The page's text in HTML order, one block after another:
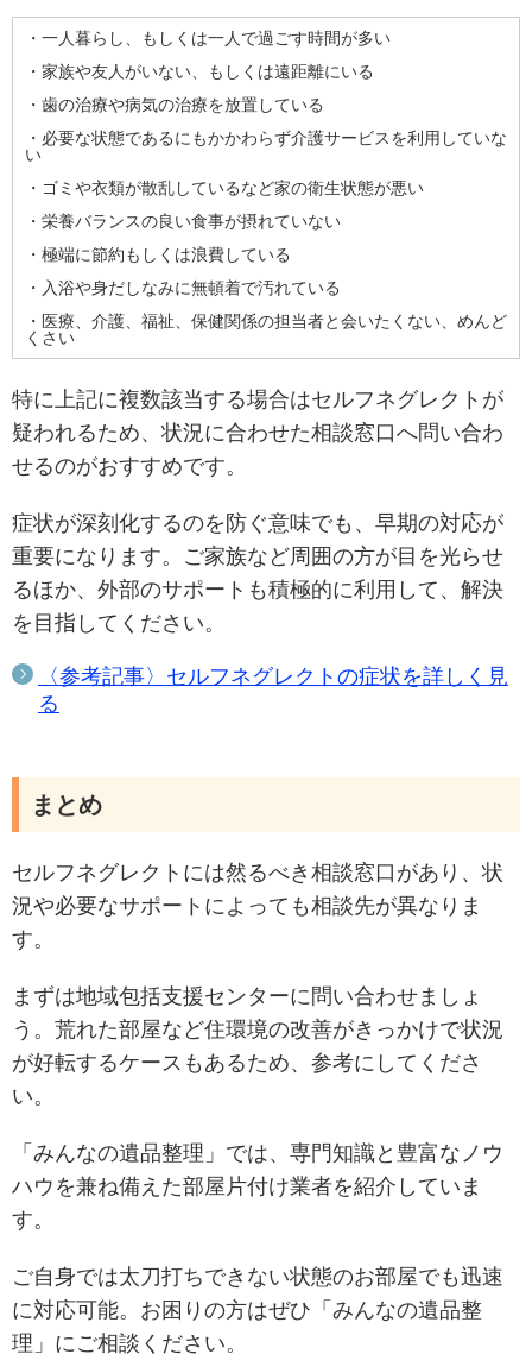
・一人暮らし、もしくは一人で過ごす時間が多い
・家族や友人がいない、もしくは遠距離にいる
・歯の治療や病気の治療を放置している
・必要な状態であるにもかかわらず介護サービスを利用していな
い
・ゴミや衣類が散乱しているなど家の衛生状態が悪い
・栄養バランスの良い食事が摂れていない
・極端に節約もしくは浪費している
・入浴や身だしなみに無頓着で汚れている
・医療、介護、福祉、保健関係の担当者と会いたくない、めんど
くさい
特に上記に複数該当する場合はセルフネグレクトが
疑われるため、状況に合わせた相談窓口へ問い合わ
せるのがおすすめです。
症状が深刻化するのを防ぐ意味でも、早期の対応が
重要になります。ご家族など周囲の方が目を光らせ
るほか、外部のサポートも積極的に利用して、解決
を目指してください。
〈参考記事〉セルフネグレクトの症状を詳しく見
る
まとめ
セルフネグレクトには然るべき相談窓口があり、状
況や必要なサポートによっても相談先が異なりま
す。
まずは地域包括支援センターに問い合わせましょ
う。荒れた部屋など住環境の改善がきっかけで状況
が好転するケースもあるため、参考にしてくださ
い。
「みんなの遺品整理」では、専門知識と豊富なノウ
ハウを兼ね備えた部屋片付け業者を紹介していま
す。
ご自身では太刀打ちできない状態のお部屋でも迅速
に対応可能。お困りの方はぜひ「みんなの遺品整
理」にご相談ください。